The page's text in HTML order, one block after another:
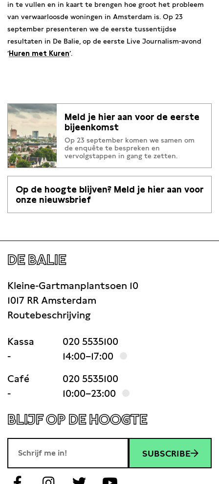
in te vullen en in kaart te brengen hoe groot het probleem
van verwaarloosde woningen in Amsterdam is. Op 23
september presenteren we de eerste tussentijdse
resultaten in De Balie, op de eerste Live Journalism-avond
‘Huren met Kuren‘.
Meld je hier aan voor de eerste
bijeenkomst
Op 23 september komen we samen om
de enquête te bespreken en
vervolgstappen in gang te zetten.
Op de hoogte blijven? Meld je hier aan voor
onze nieuwsbrief
DE BALIE
Kleine-Gartmanplantsoen 10
1017 RR Amsterdam
Routebeschrijving
Kassa
020 5535100
-
14:00–17:00
Café
020 5535100
-
10:00–23:00
BLIJF OP DE HOOGTE
SUBSCRIBE